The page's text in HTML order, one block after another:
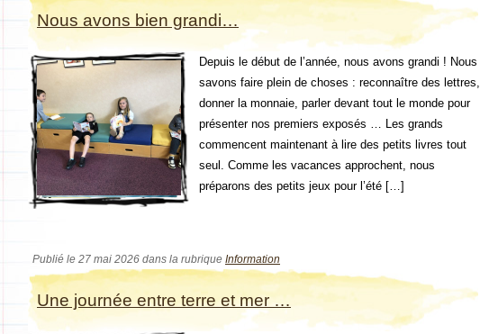
Nous avons bien grandi…
Depuis le début de l’année, nous avons grandi ! Nous
savons faire plein de choses : reconnaître des lettres,
donner la monnaie, parler devant tout le monde pour
présenter nos premiers exposés … Les grands
commencent maintenant à lire des petits livres tout
seul. Comme les vacances approchent, nous
préparons des petits jeux pour l’été […]
Publié le 27 mai 2026 dans la rubrique Information
Une journée entre terre et mer …